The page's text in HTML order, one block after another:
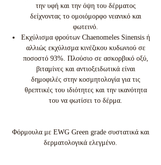
την υφή και την όψη του δέρματος
δείχνοντας το ομοιόμορφο νεανικό και
φωτεινό.
Εκχύλισμα φρούτων Chaenomeles Sinensis ή
αλλιώς εκχύλισμα κινέζικου κυδωνιού σε
ποσοστό 93%. Πλούσιο σε ασκορβικό οξύ,
βιταμίνες και αντιοξειδωτικά είναι
δημοφιλές στην κοσμητολογία για τις
θρεπτικές του ιδιότητες και την ικανότητα
του να φωτίσει το δέρμα.
Φόρμουλα με EWG Green grade συστατικά και
δερματολογικά ελεγμένο.